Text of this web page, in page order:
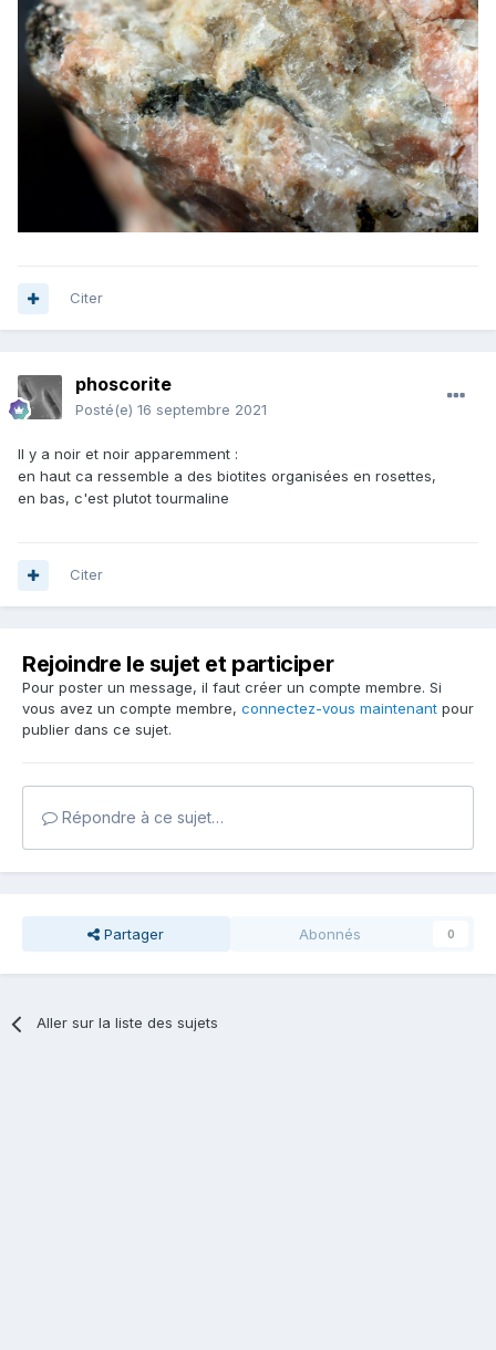
Citer
phoscorite
Posté(e) 16 septembre 2021
Il y a noir et noir apparemment :
en haut ca ressemble a des biotites organisées en rosettes,
en bas, c'est plutot tourmaline
Citer
Rejoindre le sujet et participer
Pour poster un message, il faut créer un compte membre. Si
vous avez un compte membre, connectez-vous maintenant pour
publier dans ce sujet.
Répondre à ce sujet…
Partager Abonnés 0
Aller sur la liste des sujets